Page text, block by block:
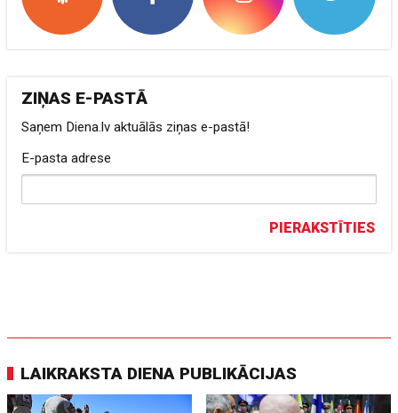
ZIŅAS E-PASTĀ
Saņem Diena.lv aktuālās ziņas e-pastā!
E-pasta adrese
PIERAKSTĪTIES
LAIKRAKSTA DIENA PUBLIKĀCIJAS